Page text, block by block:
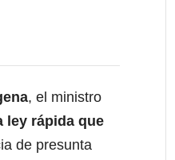
, el ministro
ley rápida que
de presunta